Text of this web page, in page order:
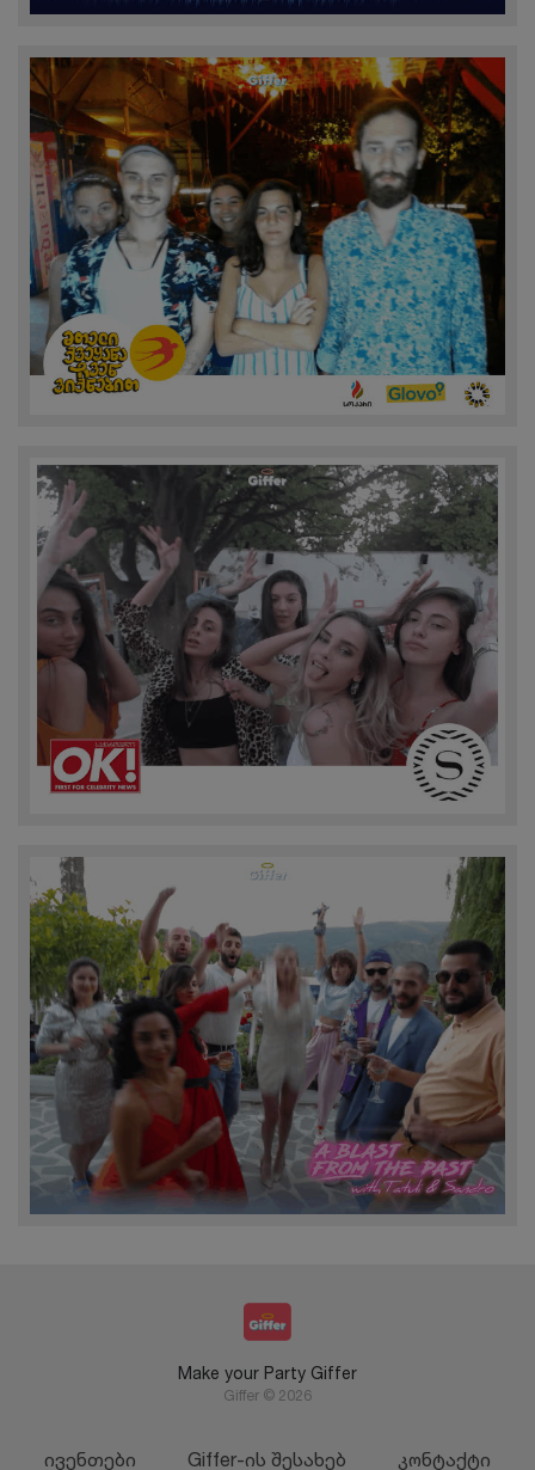
Make your Party Giffer
Giffer © 2026
ივენთები Giffer-ის შესახებ კონტაქტი